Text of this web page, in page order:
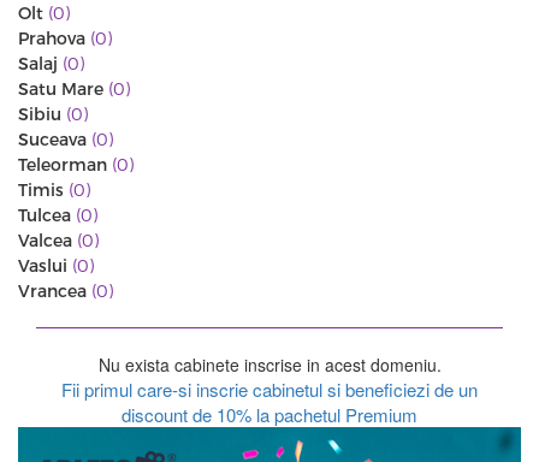
Olt (0)
Prahova (0)
Salaj (0)
Satu Mare (0)
Sibiu (0)
Suceava (0)
Teleorman (0)
Timis (0)
Tulcea (0)
Valcea (0)
Vaslui (0)
Vrancea (0)
Nu exista cabinete inscrise in acest domeniu.
Fii primul care-si inscrie cabinetul si beneficiezi de un
discount de 10% la pachetul Premium